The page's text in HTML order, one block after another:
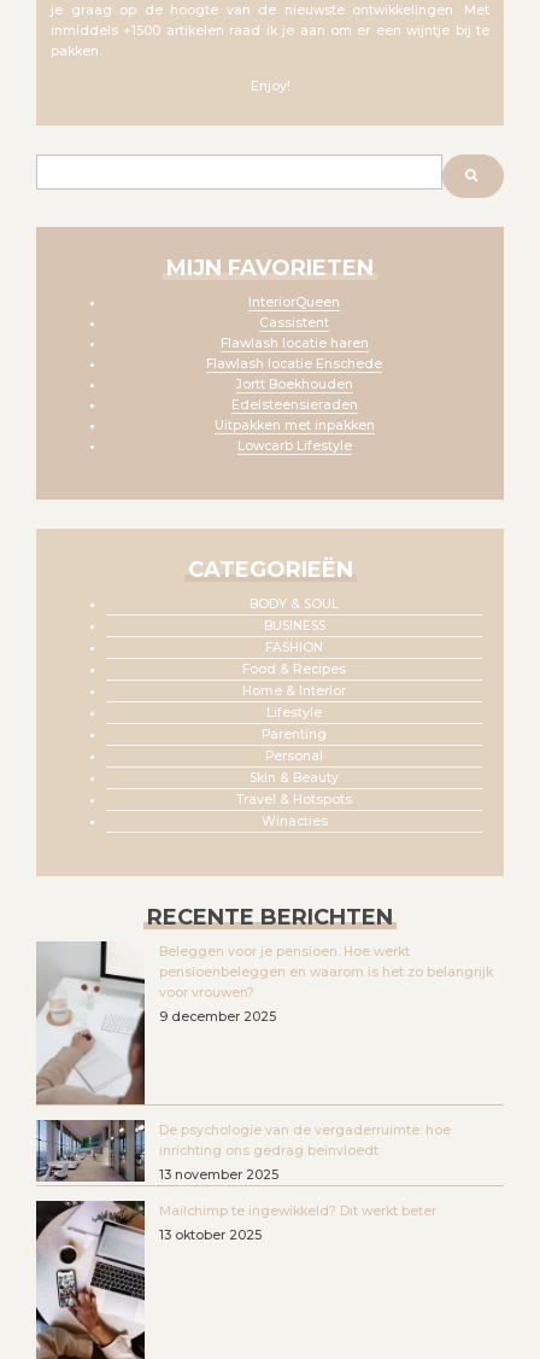
je graag op de hoogte van de nieuwste ontwikkelingen. Met
inmiddels +1500 artikelen raad ik je aan om er een wijntje bij te
pakken.
Enjoy!
MIJN FAVORIETEN
InteriorQueen
Cassistent
Flawlash locatie haren
Flawlash locatie Enschede
Jortt Boekhouden
Edelsteensieraden
Uitpakken met inpakken
Lowcarb Lifestyle
CATEGORIEËN
BODY & SOUL
BUSINESS
FASHION
Food & Recipes
Home & Interior
Lifestyle
Parenting
Personal
Skin & Beauty
Travel & Hotspots
Winacties
RECENTE BERICHTEN
Beleggen voor je pensioen. Hoe werkt
pensioenbeleggen en waarom is het zo belangrijk
voor vrouwen?
9 december 2025
De psychologie van de vergaderruimte: hoe
inrichting ons gedrag beïnvloedt
13 november 2025
Mailchimp te ingewikkeld? Dit werkt beter
13 oktober 2025